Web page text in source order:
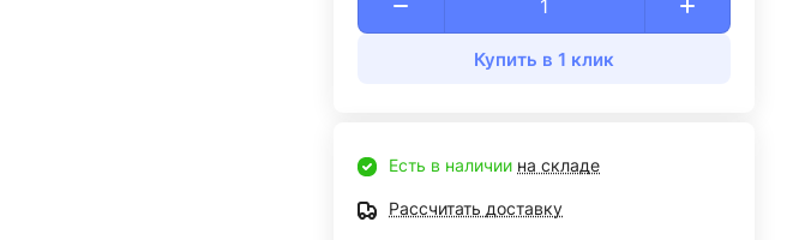
Купить в 1 клик
Есть в наличии на складе
Рассчитать доставку